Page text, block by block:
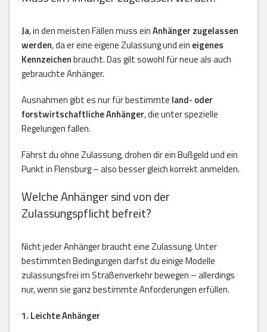
Ja, in den meisten Fällen muss einAnhänger zugelassen
werden, da er eine eigene Zulassung und ein eigenes
Kennzeichenbraucht. Das gilt sowohl für neue als auch
gebrauchte Anhänger.
Ausnahmen gibt es nur für bestimmte land- oder
forstwirtschaftliche Anhänger, die unter spezielle
Regelungen fallen.
Fährst du ohne Zulassung, drohen dir ein Bußgeld und ein
Punkt in Flensburg – also besser gleich korrekt anmelden.
Welche Anhänger sind von der
Zulassungspflicht befreit?
Nicht jeder Anhänger braucht eine Zulassung. Unter
bestimmten Bedingungen darfst du einige Modelle
zulassungsfrei im Straßenverkehr bewegen – allerdings
nur, wenn sie ganz bestimmte Anforderungen erfüllen.
1. Leichte Anhänger